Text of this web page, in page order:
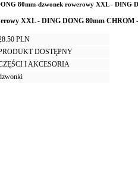
80mm-dzwonek rowerowy XXL - DING
XXL - DING DONG 80mm CHROM
PLN
DOSTĘPNY
I AKCESORIA